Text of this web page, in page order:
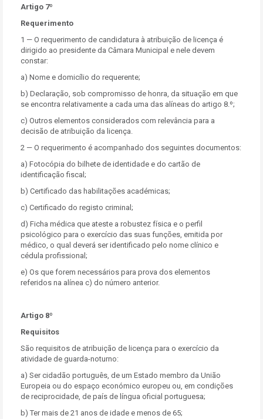
Artigo 7º
Requerimento
1 — O requerimento de candidatura à atribuição de licença é
dirigido ao presidente da Câmara Municipal e nele devem
constar:
a) Nome e domicílio do requerente;
b) Declaração, sob compromisso de honra, da situação em que
se encontra relativamente a cada uma das alíneas do artigo 8.º;
c) Outros elementos considerados com relevância para a
decisão de atribuição da licença.
2 — O requerimento é acompanhado dos seguintes documentos:
a) Fotocópia do bilhete de identidade e do cartão de
identificação fiscal;
b) Certificado das habilitações académicas;
c) Certificado do registo criminal;
d) Ficha médica que ateste a robustez física e o perfil
psicológico para o exercício das suas funções, emitida por
médico, o qual deverá ser identificado pelo nome clínico e
cédula profissional;
e) Os que forem necessários para prova dos elementos
referidos na alínea c) do número anterior.
Artigo 8º
Requisitos
São requisitos de atribuição de licença para o exercício da
atividade de guarda-noturno:
a) Ser cidadão português, de um Estado membro da União
Europeia ou do espaço económico europeu ou, em condições
de reciprocidade, de país de língua oficial portuguesa;
b) Ter mais de 21 anos de idade e menos de 65;